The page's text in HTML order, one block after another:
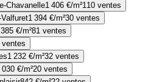
Chavanelle1 406 €/m²110 ventes
1 394 €/m²30 ventes
€/m²81 ventes
ventes
1 232 €/m²32 ventes
030 €/m²20 ventes